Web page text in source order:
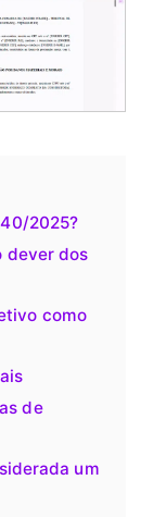
2025?
dever dos
como
de
um